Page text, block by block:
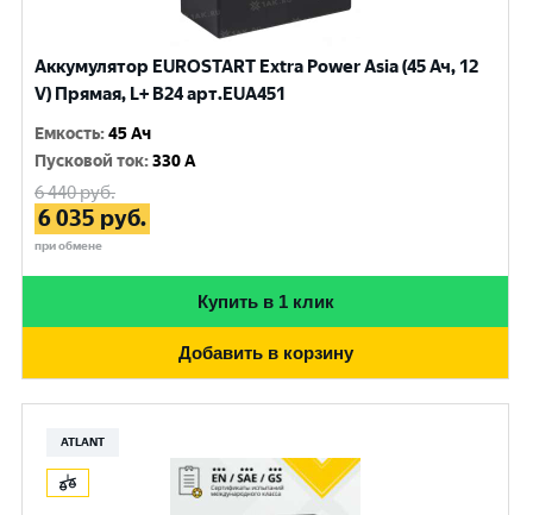
Аккумулятор EUROSTART Extra Power Asia (45 Ач, 12
V) Прямая, L+ B24 арт.EUA451
Емкость:45 Ач
Пусковой ток:330 A
6 440руб.
6 035 руб.
при обмене
Купить в 1 клик
Добавить в корзину
ATLANT